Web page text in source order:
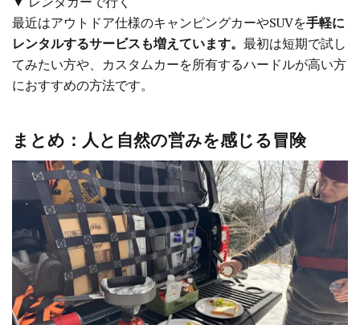
最近はアウトドア仕様のキャンピングカーやSUVを手軽に
レンタルするサービスも増えています。 最初は短期で試し
てみたい方や、カスタムカーを所有するハードルが高い方
におすすめの方法です。
まとめ：人と自然の営みを感じる冒険